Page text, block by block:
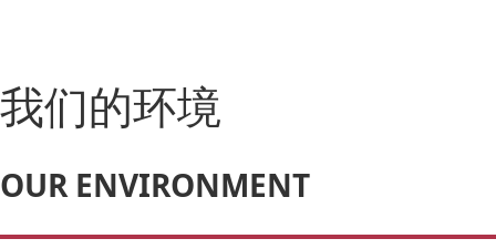
我们的环境
OUR ENVIRONMENT